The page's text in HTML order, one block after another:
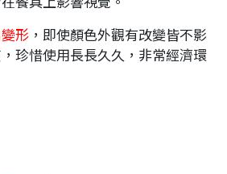
形 ，即使顏色外觀有改變皆不影
珍惜使用長長久久，非常經濟環